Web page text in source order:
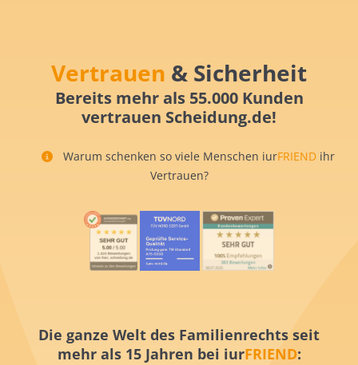
Vertrauen & Sicherheit
Bereits mehr als 55.000 Kunden
vertrauen Scheidung.de!
Warum schenken so viele Menschen iurFRIEND ihr
Vertrauen?
Die ganze Welt des Familienrechts seit
mehr als 15 Jahren bei iurFRIEND: